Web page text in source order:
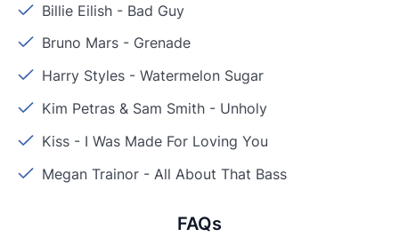
Billie Eilish - Bad Guy
Bruno Mars - Grenade
Harry Styles -Watermelon Sugar
Kim Petras & Sam Smith - Unholy
Kiss - I Was Made For Loving You
Megan Trainor - All About That Bass
FAQs